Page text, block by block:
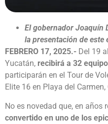
El gobernador Joaquín
la presentación de este
FEBRERO 17, 2025.- Del 19
Yucatán, recibirá a 32
participarán en el Tour de
Elite 16 en Playa del
No es novedad que, en años
convertido en uno de los